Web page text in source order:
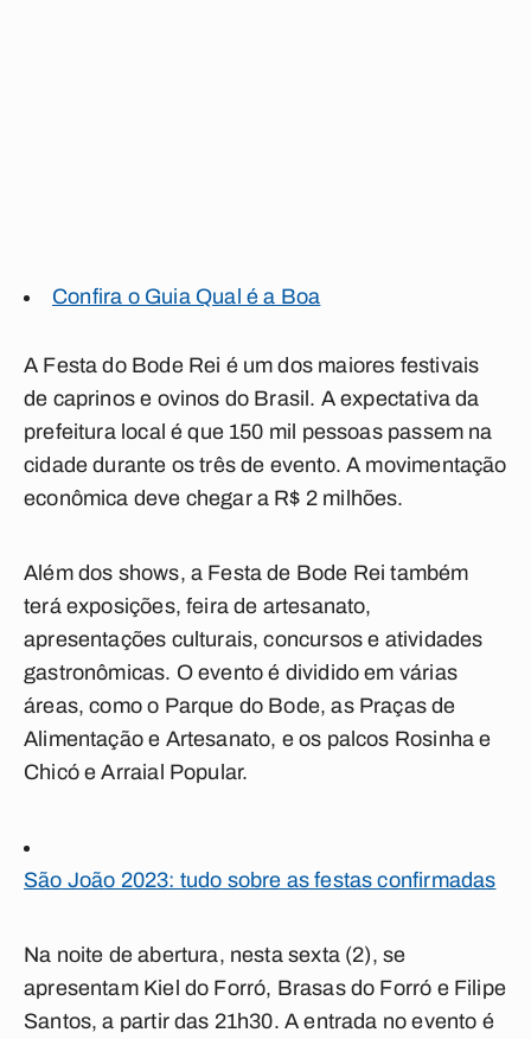
Confira o Guia Qual é a Boa
A Festa do Bode Rei é um dos maiores festivais
de caprinos e ovinos do Brasil. A expectativa da
prefeitura local é que 150 mil pessoas passem na
cidade durante os três de evento. A movimentação
econômica deve chegar a R$ 2 milhões.
Além dos shows, a Festa de Bode Rei também
terá exposições, feira de artesanato,
apresentações culturais, concursos e atividades
gastronômicas. O evento é dividido em várias
áreas, como o Parque do Bode, as Praças de
Alimentação e Artesanato, e os palcos Rosinha e
Chicó e Arraial Popular.
São João 2023: tudo sobre as festas confirmadas
Na noite de abertura, nesta sexta (2), se
apresentam Kiel do Forró, Brasas do Forró e Filipe
Santos, a partir das 21h30. A entrada no evento é